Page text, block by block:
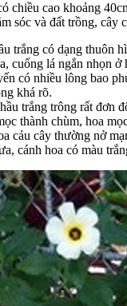
chiều cao khoảng
sóc và đất trồng, cây
trắng có dạng thuôn
cuống lá ngắn nhọn ở
có nhiều lông bao
khá rõ.
trắng trông rất đơn
thành chùm, hoa
cảu cây thường nở
cánh hoa có màu